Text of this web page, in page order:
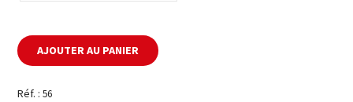
AJOUTER AU PANIER
Réf. :56